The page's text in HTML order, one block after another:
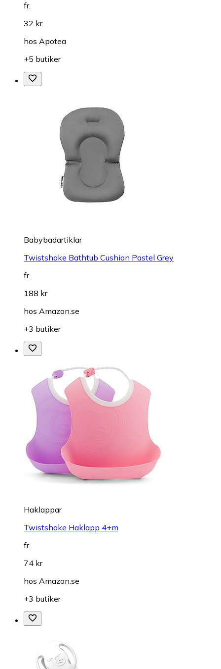
fr.
32 kr
hos Apotea
+5 butiker
Babybadartiklar
Twistshake Bathtub Cushion Pastel Grey
fr.
188 kr
hos Amazon.se
+3 butiker
Haklappar
Twistshake Haklapp 4+m
fr.
74 kr
hos Amazon.se
+3 butiker